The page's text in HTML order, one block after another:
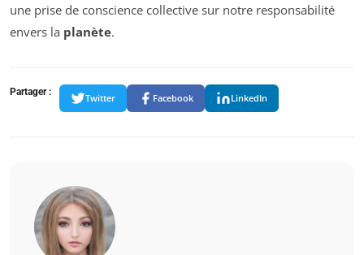
une prise de conscience collective sur notre responsabilité
envers la planète.
Partager :
Twitter Facebook LinkedIn